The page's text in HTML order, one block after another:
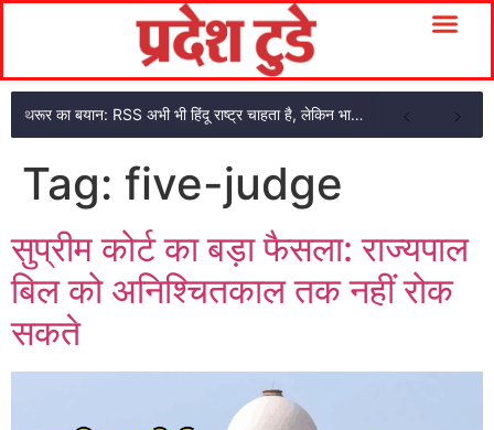
थरूर का बयान: RSS अभी भी हिंदू राष्ट्र चाहता है, लेकिन भागवत के शब्दों में नरमी दिखी
Tag: five-judge
सुप्रीम कोर्ट का बड़ा फैसला: राज्यपाल
बिल को अनिश्चितकाल तक नहीं रोक
सकते